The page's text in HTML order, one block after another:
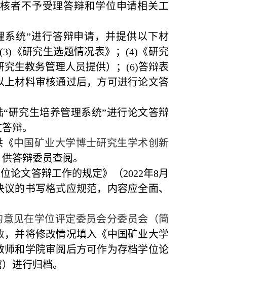
者不予受理答辩和学位申请相关工
统”进行答辩申请，并提供以下材
(3) 《研究生选题情况表》； (4) 《研究
生教务管理人员提供）； (6)答辩表
材料审核通过后，方可进行论文答
“研究生培养管理系统”进行论文答辩
辩。
《中国矿业大学博士研究生学术创新
答辩委员查阅。
论文答辩工作的规定》（2022年8月
的书写格式应规范，内容应全面、
意见在学位评定委员会分委员会（简
，并将修改情况填入《中国矿业大学
和学院审阅后方可作为存档学位论
进行归档。